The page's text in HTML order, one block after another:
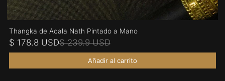
Thangka de Acala Nath Pintado a Mano
$ 178.8 USD$ 239.9 USD
Añadir al carrito